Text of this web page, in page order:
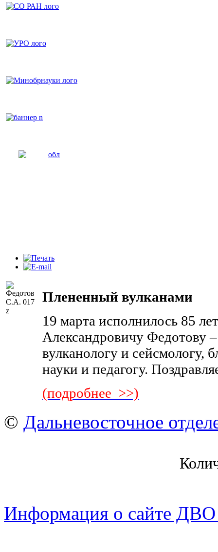
Плененный вулканами
19 марта исполнилось 85
Александровичу Федотову
вулканологу и сейсмологу,
науки и педагогу.
(подробнее >>)
© Дальневосточное
Информация о сайте